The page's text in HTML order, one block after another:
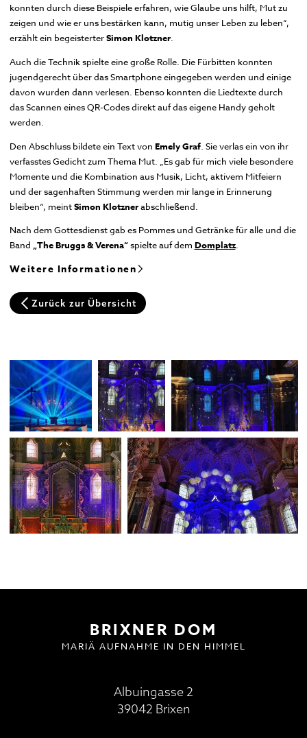
konnten durch diese Beispiele erfahren, wie Glaube uns hilft, Mut zu
zeigen und wie er uns bestärken kann, mutig unser Leben zu leben“,
erzählt ein begeisterterSimon Klotzner.
Auch die Technik spielte eine große Rolle. Die Fürbitten konnten
jugendgerecht über das Smartphone eingegeben werden und einige
davon wurden dann verlesen. Ebenso konnten die Liedtexte durch
das Scannen eines QR-Codes direkt auf das eigene Handy geholt
werden.
Den Abschluss bildete ein Text von Emely Graf. Sie verlas ein von ihr
verfasstes Gedicht zum Thema Mut. „Es gab für mich viele besondere
Momente und die Kombination aus Musik, Licht, aktivem Mitfeiern
und der sagenhaften Stimmung werden mir lange in Erinnerung
bleiben“, meintSimon Klotznerabschließend.
Nach dem Gottesdienst gab es Pommes und Getränke für alle und die
Band „The Bruggs & Verena“spielte auf dem Domplatz.
Weitere Informationen
Zurück zur Übersicht
BRIXNER DOM
MARIÄ AUFNAHME IN DEN HIMMEL
Albuingasse 2
39042 Brixen